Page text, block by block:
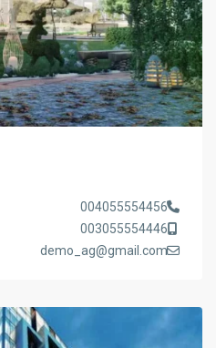
004055554456
003055554446
demo_ag@gmail.com